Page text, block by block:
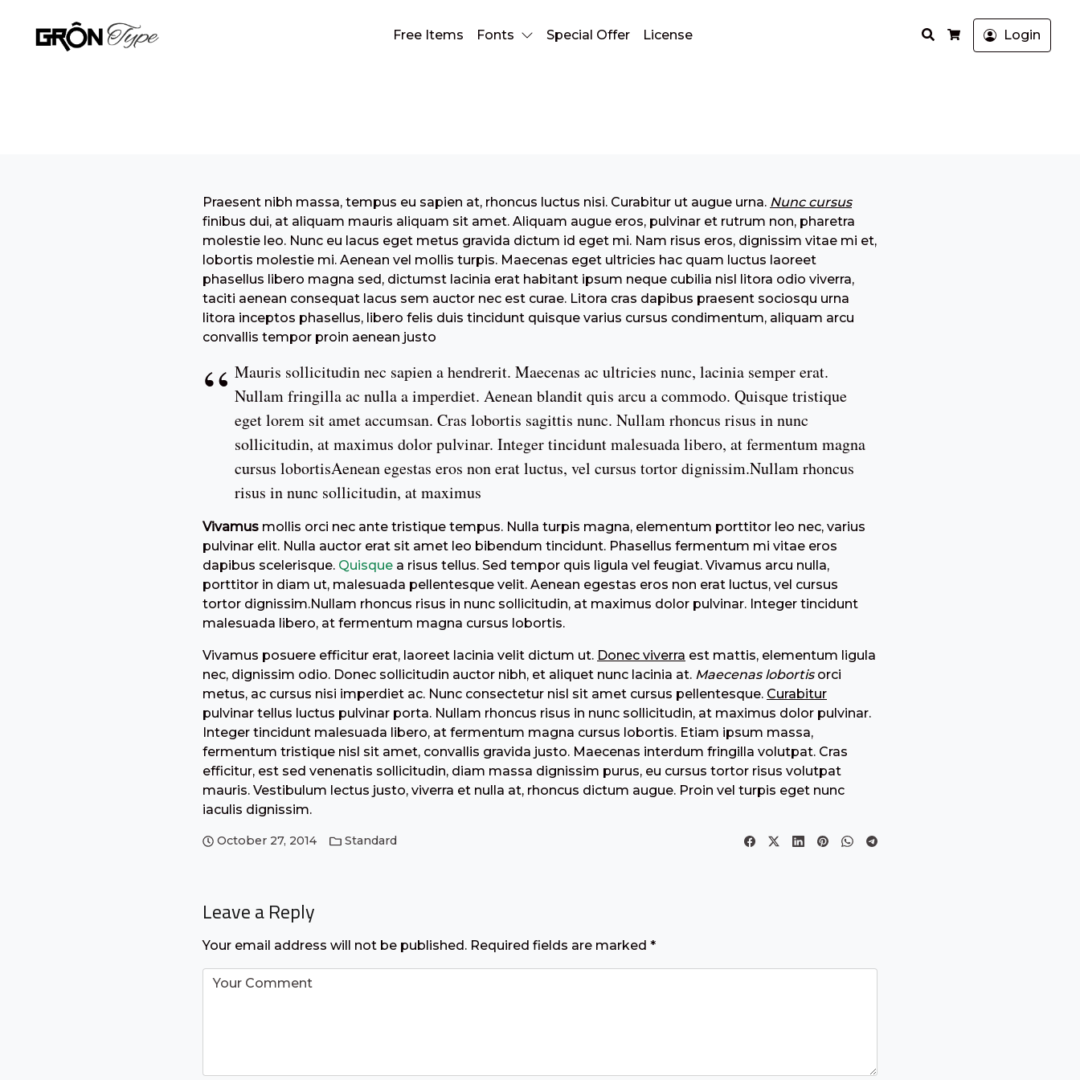
Free Items Fonts Special Offer License
Search
Cart
Login
Praesent nibh massa, tempus eu sapien at, rhoncus luctus nisi. Curabitur ut augue urna. Nunc cursus
finibus dui, at aliquam mauris aliquam sit amet. Aliquam augue eros, pulvinar et rutrum non, pharetra
molestie leo. Nunc eu lacus eget metus gravida dictum id eget mi. Nam risus eros, dignissim vitae mi et,
lobortis molestie mi. Aenean vel mollis turpis. Maecenas eget ultricies hac quam luctus laoreet
phasellus libero magna sed, dictumst lacinia erat habitant ipsum neque cubilia nisl litora odio viverra,
taciti aenean consequat lacus sem auctor nec est curae. Litora cras dapibus praesent sociosqu urna
litora inceptos phasellus, libero felis duis tincidunt quisque varius cursus condimentum, aliquam arcu
convallis tempor proin aenean justo
Mauris sollicitudin nec sapien a hendrerit. Maecenas ac ultricies nunc, lacinia semper erat.
Nullam fringilla ac nulla a imperdiet. Aenean blandit quis arcu a commodo. Quisque tristique
eget lorem sit amet accumsan. Cras lobortis sagittis nunc. Nullam rhoncus risus in nunc
sollicitudin, at maximus dolor pulvinar. Integer tincidunt malesuada libero, at fermentum magna
cursus lobortisAenean egestas eros non erat luctus, vel cursus tortor dignissim.Nullam rhoncus
risus in nunc sollicitudin, at maximus
Vivamus mollis orci nec ante tristique tempus. Nulla turpis magna, elementum porttitor leo nec, varius
pulvinar elit. Nulla auctor erat sit amet leo bibendum tincidunt. Phasellus fermentum mi vitae eros
dapibus scelerisque. Quisque a risus tellus. Sed tempor quis ligula vel feugiat. Vivamus arcu nulla,
porttitor in diam ut, malesuada pellentesque velit. Aenean egestas eros non erat luctus, vel cursus
tortor dignissim.Nullam rhoncus risus in nunc sollicitudin, at maximus dolor pulvinar. Integer tincidunt
malesuada libero, at fermentum magna cursus lobortis.
Vivamus posuere efficitur erat, laoreet lacinia velit dictum ut. Donec viverra est mattis, elementum ligula
nec, dignissim odio. Donec sollicitudin auctor nibh, et aliquet nunc lacinia at. Maecenas lobortisorci
metus, ac cursus nisi imperdiet ac. Nunc consectetur nisl sit amet cursus pellentesque. Curabitur
pulvinar tellus luctus pulvinar porta. Nullam rhoncus risus in nunc sollicitudin, at maximus dolor pulvinar.
Integer tincidunt malesuada libero, at fermentum magna cursus lobortis. Etiam ipsum massa,
fermentum tristique nisl sit amet, convallis gravida justo. Maecenas interdum fringilla volutpat. Cras
efficitur, est sed venenatis sollicitudin, diam massa dignissim purus, eu cursus tortor risus volutpat
mauris. Vestibulum lectus justo, viverra et nulla at, rhoncus dictum augue. Proin vel turpis eget nunc
iaculis dignissim.
October 27, 2014 Standard
Leave a Reply
Your email address will not be published. Required fields are marked *